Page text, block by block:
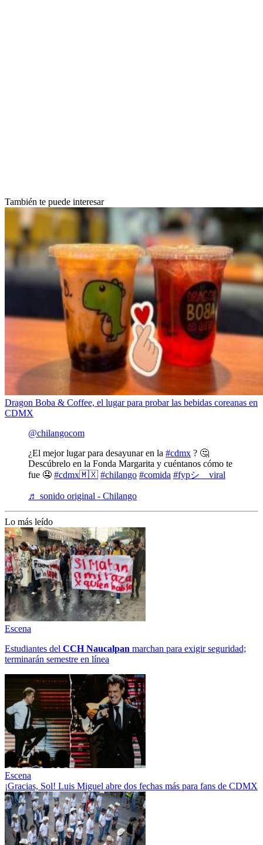
También te puede interesar
Dragon Boba & Coffee, el lugar para probar las bebidas coreanas en
CDMX
@chilangocom
¿El mejor lugar para desayunar en la #cdmx ? 🤔
Descúbrelo en la Fonda Margarita y cuéntanos cómo te
fue 🤤 #cdmx🇲🇽 #chilango #comida #fypシ゚viral
♬ sonido original - Chilango
Lo más leído
Escena
Estudiantes del CCH Naucalpan marchan para exigir seguridad;
terminarán semestre en línea
Escena
¡Gracias, Sol! Luis Miguel abre dos fechas más para fans de CDMX